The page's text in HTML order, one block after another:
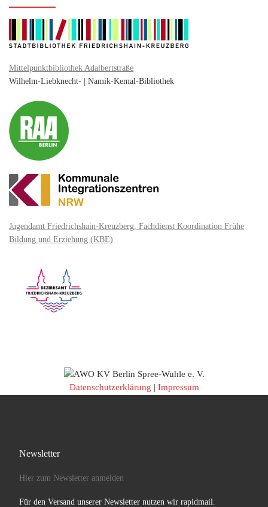
Mittelpunktbibliothek Adalbertstraße
Wilhelm-Liebknecht- | Namik-Kemal-Bibliothek
Jugendamt Friedrichshain-Kreuzberg, Fachdienst Koordination Frühe
Bildung und Erziehung (KBE)
Datenschutzerklärung | Impressum
Newsletter
Hier zum Newsletter anmelden
Für den Versand unserer Newsletter nutzen wir rapidmail.